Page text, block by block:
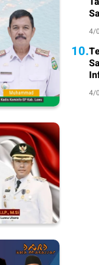
4/
10.
4/